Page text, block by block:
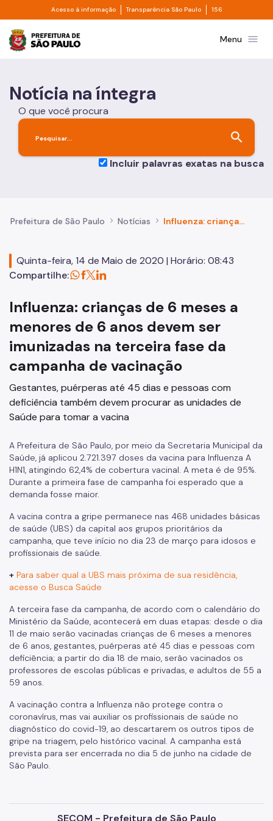
Pular para o Conteúdo principal
Acesso à informação Divisor de acesso à informação
Transparência São Paulo Divisor de
156
Prefeitura de São PauloMenu menu
Notícia na íntegra
O que você procura
search
Incluir palavras exatas na busca
Prefeitura de São Paulo Notícias Influenza: crianças de 6 meses a menores de 6 anos devem ser imunizadas na terceira fase da campanha de vacinação
Quinta-feira, 14 de Maio de 2020 | Horário: 08:43
Compartilhe:
Influenza: crianças de 6 meses a
menores de 6 anos devem ser
imunizadas na terceira fase da
campanha de vacinação
Gestantes, puérperas até 45 dias e pessoas com
deficiência também devem procurar as unidades de
Saúde para tomar a vacina
A Prefeitura de São Paulo, por meio da Secretaria Municipal da
Saúde, já aplicou 2.721.397 doses da vacina para Influenza A
H1N1, atingindo 62,4% de cobertura vacinal. A meta é de 95%.
Durante a primeira fase de campanha foi esperado que a
demanda fosse maior.
A vacina contra a gripe permanece nas 468 unidades básicas
de saúde (UBS) da capital aos grupos prioritários da
campanha, que teve início no dia 23 de março para idosos e
profissionais de saúde.
+ Para saber qual a UBS mais próxima de sua residência,
acesse o Busca Saúde
A terceira fase da campanha, de acordo com o calendário do
Ministério da Saúde, acontecerá em duas etapas: desde o dia
11 de maio serão vacinadas crianças de 6 meses a menores
de 6 anos, gestantes, puérperas até 45 dias e pessoas com
deficiência; a partir do dia 18 de maio, serão vacinados os
professores de escolas públicas e privadas, e adultos de 55 a
59 anos.
A vacinação contra a Influenza não protege contra o
coronavírus, mas vai auxiliar os profissionais de saúde no
diagnóstico do covid-19, ao descartarem os outros tipos de
gripe na triagem, pelo histórico vacinal. A campanha está
prevista para ser encerrada no dia 5 de junho na cidade de
São Paulo.
SECOM - Prefeitura de São Paulo